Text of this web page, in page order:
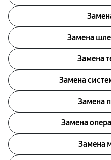
Замена
Замена
Замена
Замена
Замена
Замена